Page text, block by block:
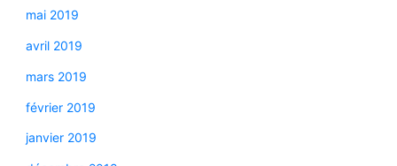
mai 2019
avril 2019
mars 2019
février 2019
janvier 2019